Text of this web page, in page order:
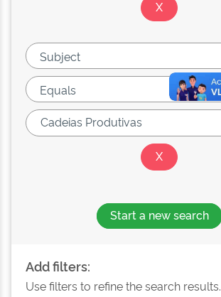
Start a new search
Add filters:
Use filters to refine the search results.